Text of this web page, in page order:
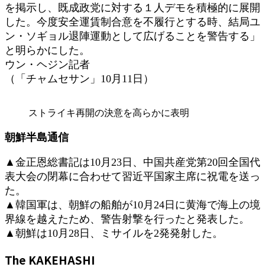
を掲示し、既成政党に対する１人デモを積極的に展開
した。今度安全運賃制合意を不履行とする時、結局ユ
ン・ソギョル退陣運動として広げることを警告する」
と明らかにした。
ウン・ヘジン記者
（「チャムセサン」10月11日）
ストライキ再開の決意を高らかに表明
朝鮮半島通信
▲金正恩総書記は10月23日、中国共産党第20回全国代
表大会の閉幕に合わせて習近平国家主席に祝電を送っ
た。
▲韓国軍は、朝鮮の船舶が10月24日に黄海で海上の境
界線を越えたため、警告射撃を行ったと発表した。
▲朝鮮は10月28日、ミサイルを2発発射した。
The KAKEHASHI